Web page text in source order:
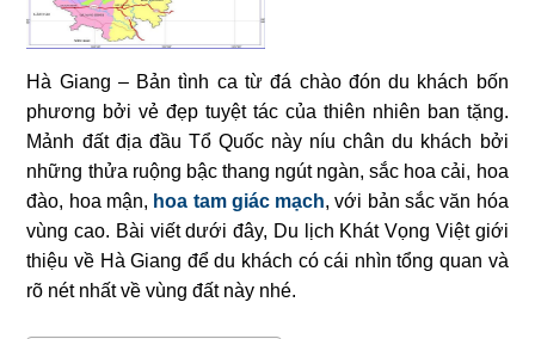
Hà Giang – Bản tình ca từ đá chào đón du khách bốn
phương bởi vẻ đẹp tuyệt tác của thiên nhiên ban tặng.
Mảnh đất địa đầu Tổ Quốc này níu chân du khách bởi
những thửa ruộng bậc thang ngút ngàn, sắc hoa cải, hoa
đào, hoa mận, hoa tam giác mạch, với bản sắc văn hóa
vùng cao. Bài viết dưới đây, Du lịch Khát Vọng Việt giới
thiệu về Hà Giang để du khách có cái nhìn tổng quan và
rõ nét nhất về vùng đất này nhé.